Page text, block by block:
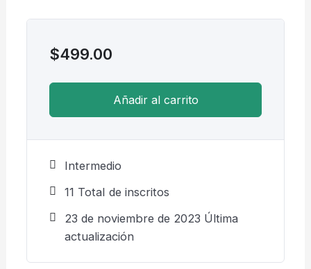
$499.00
Añadir al carrito
Intermedio
11 TotaI de inscritos
23 de noviembre de 2023 Última
actualización